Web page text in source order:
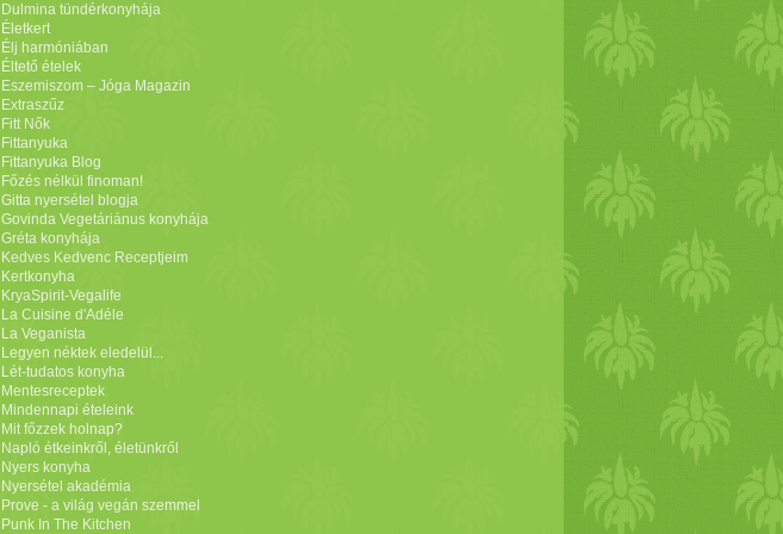
Dulmina tündérkonyhája
Életkert
Élj harmóniában
Éltető ételek
Eszemiszom – Jóga Magazin
Extraszűz
Fitt Nők
Fittanyuka
Fittanyuka Blog
Főzés nélkül finoman!
Gitta nyersétel blogja
Govinda Vegetáriánus konyhája
Gréta konyhája
Kedves Kedvenc Receptjeim
Kertkonyha
KryaSpirit-Vegalife
La Cuisine d'Adéle
La Veganista
Legyen néktek eledelül...
Lét-tudatos konyha
Mentesreceptek
Mindennapi ételeink
Mit főzzek holnap?
Napló étkeinkről, életünkről
Nyers konyha
Nyersétel akadémia
Prove - a világ vegán szemmel
Punk In The Kitchen